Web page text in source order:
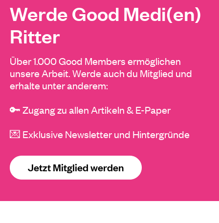
Werde Good Medi(en)
Ritter
Über 1.000 Good Members ermöglichen
unsere Arbeit. Werde auch du Mitglied und
erhalte unter anderem:
🔑 Zugang zu allen Artikeln & E-Paper
💌 Exklusive Newsletter und Hintergründe
Jetzt Mitglied werden